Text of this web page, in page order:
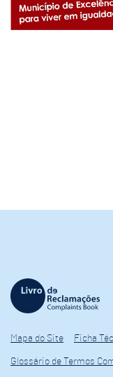
Mapa do Site Ficha
Glossário de Termos